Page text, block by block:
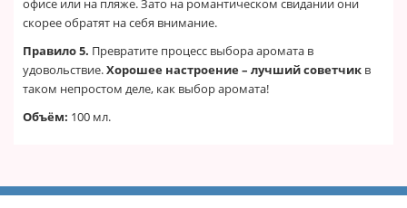
скорее обратят на себя внимание.
Правило 5. Превратите процесс выбора аромата в
удовольствие.Хорошее настроение – лучший советчик в
таком непростом деле, как выбор аромата!
Объём: 100 мл.